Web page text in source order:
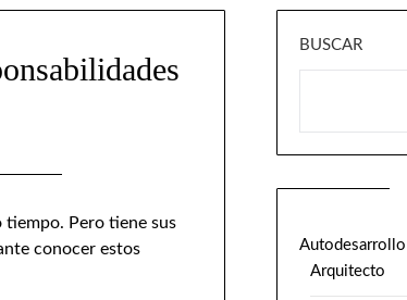
tiempo. Pero tiene sus
conocer estos
BUSCAR
Autodesarrollo
Arquitecto